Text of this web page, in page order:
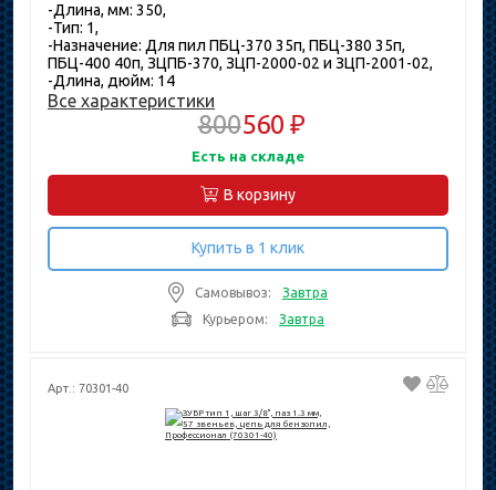
-Длина, мм: 350,
-Тип: 1,
-Назначение: Для пил ПБЦ-370 35п, ПБЦ-380 35п,
ПБЦ-400 40п, ЗЦПБ-370, ЗЦП-2000-02 и ЗЦП-2001-02,
-Длина, дюйм: 14
Все характеристики
800560 ₽
Есть на складе
В корзину
Купить в 1 клик
Самовывоз:
Завтра
Курьером:
Завтра
Арт.: 70301-40